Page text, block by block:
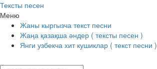
Тексты песен
Меню
Жаны кыргызча текст песни
Жаңа қазақша әндер ( тексты песен )
Янги узбекча хит кушиклар ( текст песни )